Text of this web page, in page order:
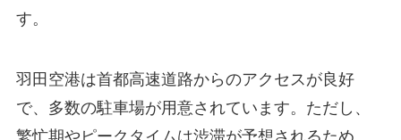
す。
羽田空港は首都高速道路からのアクセスが良好
で、多数の駐車場が用意されています。ただし、
繁忙期やピークタイムは渋滞が予想されるため、